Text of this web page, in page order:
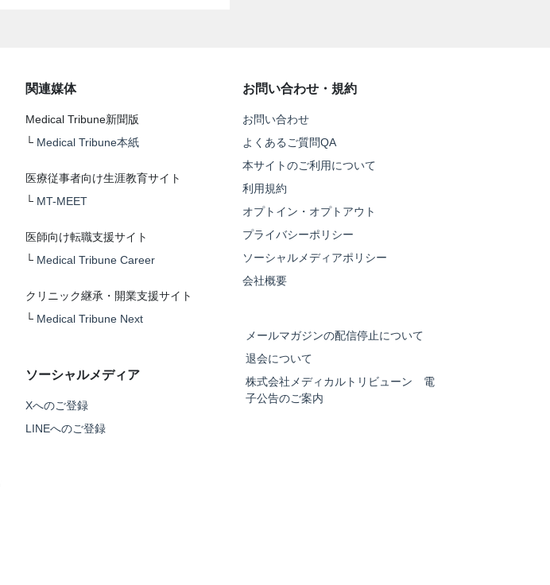
関連媒体
Medical Tribune新聞版
└ Medical Tribune本紙
医療従事者向け生涯教育サイト
└ MT-MEET
医師向け転職支援サイト
└ Medical Tribune Career
クリニック継承・開業支援サイト
└ Medical Tribune Next
ソーシャルメディア
Xへのご登録
LINEへのご登録
お問い合わせ・規約
お問い合わせ
よくあるご質問QA
本サイトのご利用について
利用規約
オプトイン・オプトアウト
プライバシーポリシー
ソーシャルメディアポリシー
会社概要
メールマガジンの配信停止について
退会について
株式会社メディカルトリビューン 電
子公告のご案内